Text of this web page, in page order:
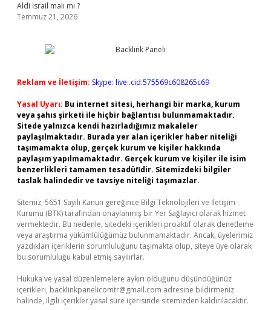
Aldi İsrail malı mı ?
Temmuz 21, 2026
Reklam ve İletişim: Skype: live:.cid.575569c608265c69
Yasal Uyarı: Bu internet sitesi, herhangi bir marka, kurum
veya şahıs şirketi ile hiçbir bağlantısı bulunmamaktadır.
Sitede yalnızca kendi hazırladığımız makaleler
paylaşılmaktadır. Burada yer alan içerikler haber niteliği
taşımamakta olup, gerçek kurum ve kişiler hakkında
paylaşım yapılmamaktadır. Gerçek kurum ve kişiler ile isim
benzerlikleri tamamen tesadüfidir. Sitemizdeki bilgiler
taslak halindedir ve tavsiye niteliği taşımazlar.
Sitemiz, 5651 Sayılı Kanun gereğince Bilgi Teknolojileri ve İletişim
Kurumu (BTK) tarafından onaylanmış bir Yer Sağlayıcı olarak hizmet
vermektedir. Bu nedenle, sitedeki içerikleri proaktif olarak denetleme
veya araştırma yükümlülüğümüz bulunmamaktadır. Ancak, üyelerimiz
yazdıkları içeriklerin sorumluluğunu taşımakta olup, siteye üye olarak
bu sorumluluğu kabul etmiş sayılırlar.
Hukuka ve yasal düzenlemelere aykırı olduğunu düşündüğünüz
içerikleri, backlinkpanelicomtr@gmail.com adresine bildirmeniz
halinde, ilgili içerikler yasal süre içerisinde sitemizden kaldırılacaktır.